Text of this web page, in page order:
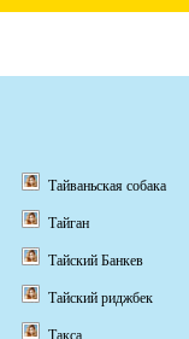
Тайваньская собака
Тайган
Тайский Банкев
Тайский риджбек
Такса